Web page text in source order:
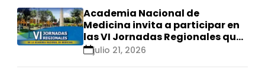
Academia Nacional de
Medicina invita a participar en
las VI Jornadas Regionales que
se realizarán en Ica
julio 21, 2026